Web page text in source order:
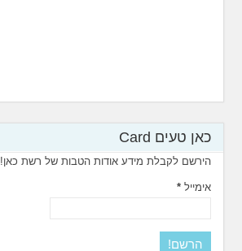
כאן טעים Card
הירשם לקבלת מידע אודות הטבות של רשת כאן!
אימייל*